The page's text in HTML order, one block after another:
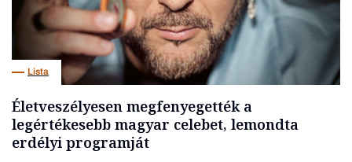
Lista
Életveszélyesen megfenyegették a
legértékesebb magyar celebet, lemondta
erdélyi programját